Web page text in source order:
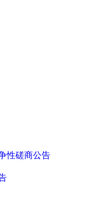
性磋商公告